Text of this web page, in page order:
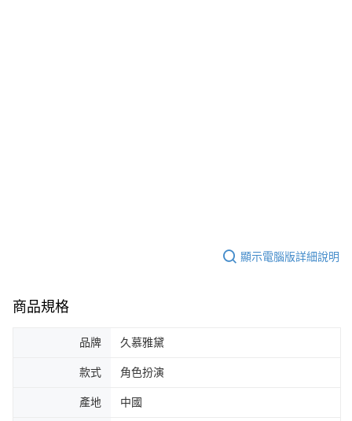
顯示電腦版詳細說明
商品規格
品牌 久慕雅黛
款式 角色扮演
產地 中國